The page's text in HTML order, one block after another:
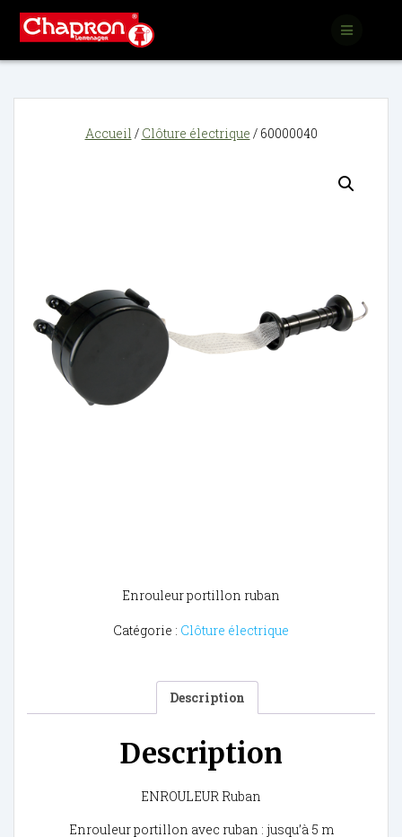
Accueil / Clôture électrique / 60000040
Enrouleur portillon ruban
Catégorie : Clôture électrique
Description
Description
ENROULEUR Ruban
Enrouleur portillon avec ruban : jusqu’à 5 m